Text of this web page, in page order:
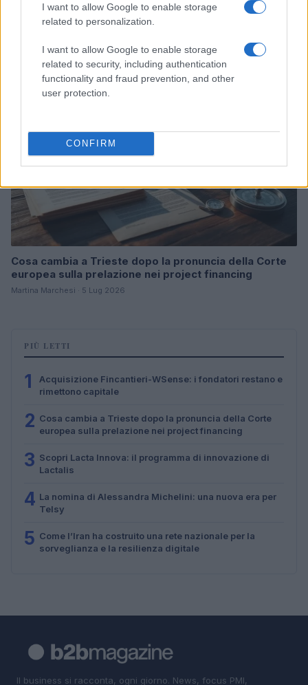
I want to allow Google to enable storage
related to personalization.
I want to allow Google to enable storage
related to security, including authentication
functionality and fraud prevention, and other
user protection.
CONFIRM
Acquisizione Fincantieri-WSense: i fondatori restano
e rimettono capitale
B2B NEWS
Cosa cambia a Trieste dopo la pronuncia della Corte
europea sulla prelazione nei project financing
Martina Marchesi · 5 Lug 2026
PIÙ LETTI
1
Acquisizione Fincantieri-WSense: i fondatori restano e
rimettono capitale
2 Cosa cambia a Trieste dopo la pronuncia della Corte
europea sulla prelazione nei project financing
3 Scopri Lacta Innova: il programma di innovazione di
Lactalis
4 La nomina di Alessandra Michelini: una nuova era per
Telsy
5 Come l’Iran ha costruito una rete nazionale per la
sorveglianza e la resilienza digitale
Il business si racconta, ogni giorno. News, focus PMI,